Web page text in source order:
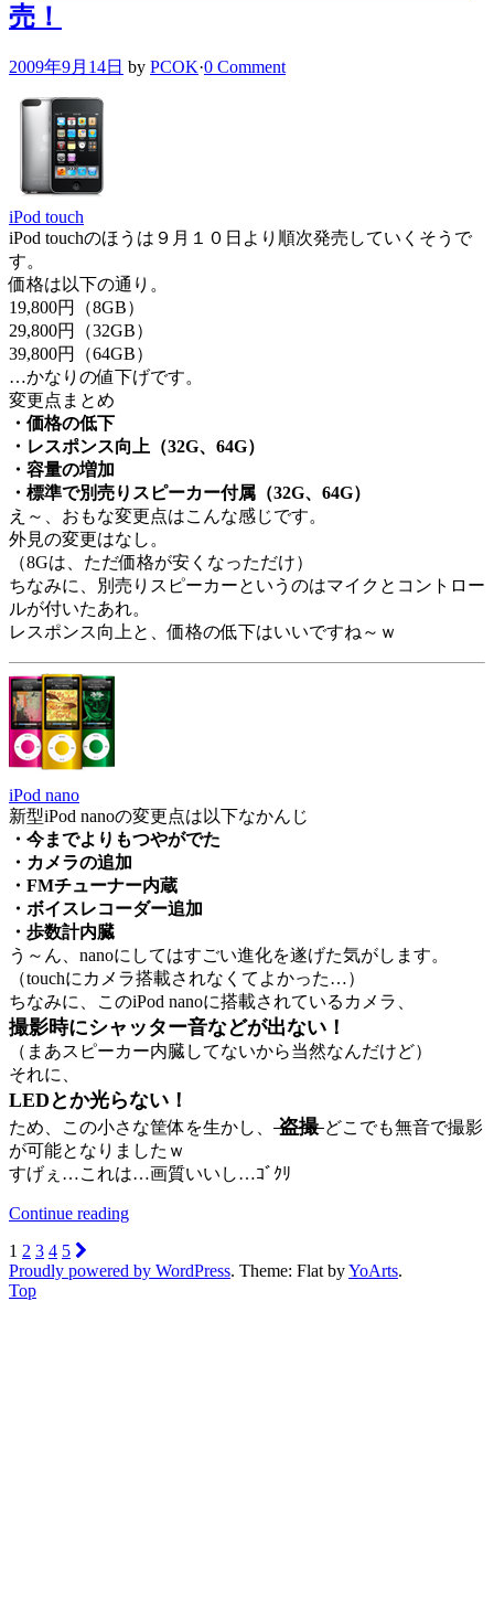
売！
2009年9月14日 by PCOK·0 Comment
iPod touch
iPod touchのほうは９月１０日より順次発売していくそうで
す。
価格は以下の通り。
19,800円（8GB）
29,800円（32GB）
39,800円（64GB）
…かなりの値下げです。
変更点まとめ
・価格の低下
・レスポンス向上（32G、64G）
・容量の増加
・標準で別売りスピーカー付属（32G、64G）
え～、おもな変更点はこんな感じです。
外見の変更はなし。
（8Gは、ただ価格が安くなっただけ）
ちなみに、別売りスピーカーというのはマイクとコントロー
ルが付いたあれ。
レスポンス向上と、価格の低下はいいですね～ｗ
iPod nano
新型iPod nanoの変更点は以下なかんじ
・今までよりもつやがでた
・カメラの追加
・FMチューナー内蔵
・ボイスレコーダー追加
・歩数計内臓
う～ん、nanoにしてはすごい進化を遂げた気がします。
（touchにカメラ搭載されなくてよかった…）
ちなみに、このiPod nanoに搭載されているカメラ、
撮影時にシャッター音などが出ない！
（まあスピーカー内臓してないから当然なんだけど）
それに、
LEDとか光らない！
ため、この小さな筐体を生かし、 盗撮どこでも無音で撮影
が可能となりましたｗ
すげぇ…これは…画質いいし…ｺﾞｸﾘ
Continue reading
1 2 3 4 5
Proudly powered by WordPress. Theme: Flat byYoArts.
Top